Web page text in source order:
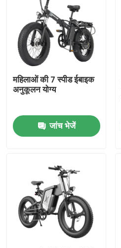
घर
वीडियो
हमारे बारे में
महिलाओं की 7 स्पीड ईबाइक
अनुकूलन योग्य
जांच भेजें